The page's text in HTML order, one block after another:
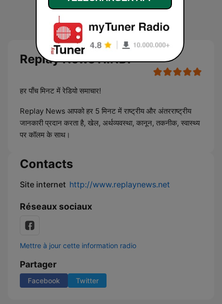
Replay News HINDI
हर पाँच मिनट में रेडियो समाचार!
Replay News आपको हर 5 मिनट में राष्ट्रीय और अंतरराष्ट्रीय
जानकारी प्रदान करता है, खेल, अर्थव्यवस्था, कानून, तकनीक, स्वास्थ्य
पर कॉलम के साथ।
Contacts
Site internet http://www.replaynews.net
Réseaux sociaux
Mettre à jour cette information radio
Partager
Facebook Twitter